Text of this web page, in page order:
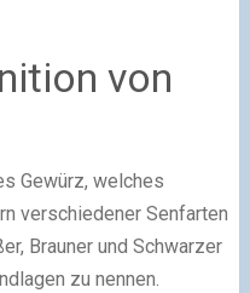
von
Gewürz, welches
verschiedener Senfarten
Brauner und Schwarzer
zu nennen.